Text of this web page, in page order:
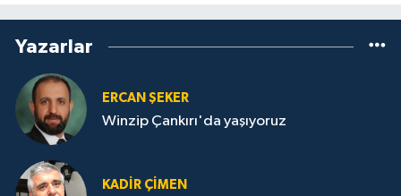
Yazarlar
ERCAN ŞEKER
Winzip Çankırı'da yaşıyoruz
KADIR ÇIMEN